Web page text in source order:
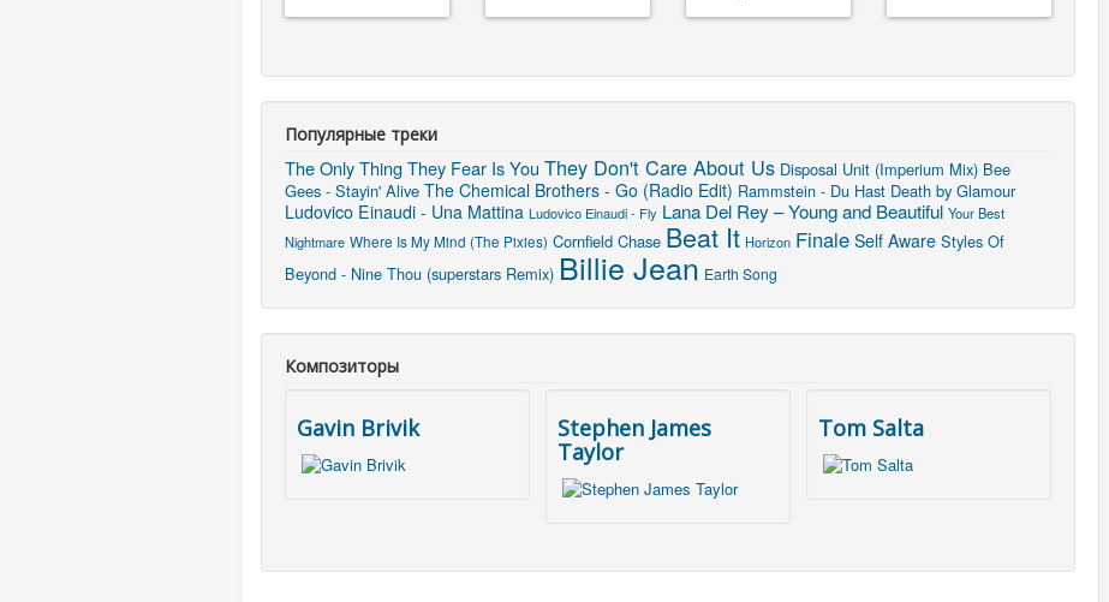
Популярные треки
The Only Thing They Fear Is You They Don't Care About Us Disposal Unit (Imperium Mix) Bee
Gees - Stayin' Alive The Chemical Brothers - Go (Radio Edit) Rammstein - Du Hast Death by Glamour
Ludovico Einaudi - Una Mattina Ludovico Einaudi - Fly Lana Del Rey – Young and Beautiful Your Best
Nightmare Where Is My Mind (The Pixies) Cornfield Chase Beat It Horizon Finale Self Aware Styles Of
Beyond - Nine Thou (superstars Remix) Billie Jean Earth Song
Композиторы
Gavin Brivik
Stephen James
Taylor
Tom Salta